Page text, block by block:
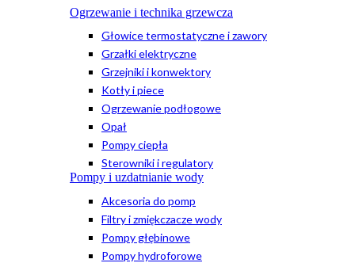
Ogrzewanie i technika grzewcza
Głowice termostatyczne i zawory
Grzałki elektryczne
Grzejniki i konwektory
Kotły i piece
Ogrzewanie podłogowe
Opał
Pompy ciepła
Sterowniki i regulatory
Pompy i uzdatnianie wody
Akcesoria do pomp
Filtry i zmiękczacze wody
Pompy głębinowe
Pompy hydroforowe